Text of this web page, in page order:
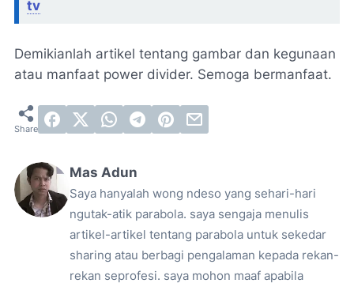
tv
Demikianlah artikel tentang gambar dan kegunaan
atau manfaat power divider. Semoga bermanfaat.
Mas Adun
Saya hanyalah wong ndeso yang sehari-hari
ngutak-atik parabola. saya sengaja menulis
artikel-artikel tentang parabola untuk sekedar
sharing atau berbagi pengalaman kepada rekan-
rekan seprofesi. saya mohon maaf apabila